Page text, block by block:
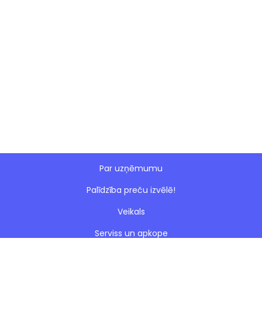
Par uzņēmumu
Palīdzība preču izvēlē!
Veikals
Serviss un apkope